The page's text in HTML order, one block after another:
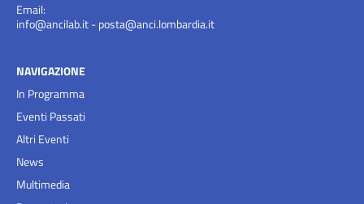
Email:
info@ancilab.it- posta@anci.lombardia.it
NAVIGAZIONE
In Programma
Eventi Passati
Altri Eventi
News
Multimedia